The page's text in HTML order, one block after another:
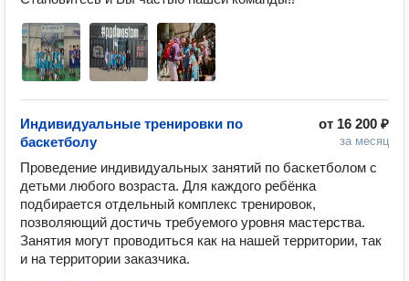
от 16 200 ₽
за месяц
Индивидуальные тренировки по
баскетболу
Проведение индивидуальных занятий по баскетболом с
детьми любого возраста. Для каждого ребёнка
подбирается отдельный комплекс тренировок,
позволяющий достичь требуемого уровня мастерства.
Занятия могут проводиться как на нашей территории, так
и на территории заказчика.